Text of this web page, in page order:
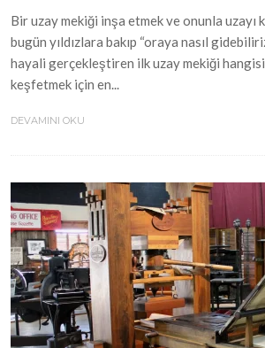
Bir uzay mekiği inşa etmek ve onunla
bugün yıldızlara bakıp “oraya nasıl
hayali gerçekleştiren ilk uzay mekiği
keşfetmek için en...
DEVAMINI OKU